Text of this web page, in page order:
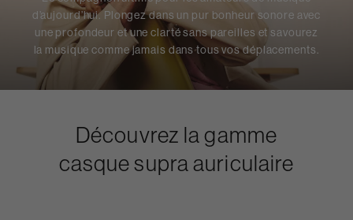
d’aujourd’hui. Plongez dans un pur bonheur sonore avec
une profondeur et une clarté sans pareilles et savourez
la musique comme jamais dans tous vos déplacements.
Découvrez la gamme
casque supra auriculaire